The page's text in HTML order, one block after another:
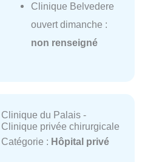
Clinique Belvedere
ouvert dimanche :
non renseigné
Clinique du Palais -
Clinique privée chirurgicale
Catégorie : Hôpital privé